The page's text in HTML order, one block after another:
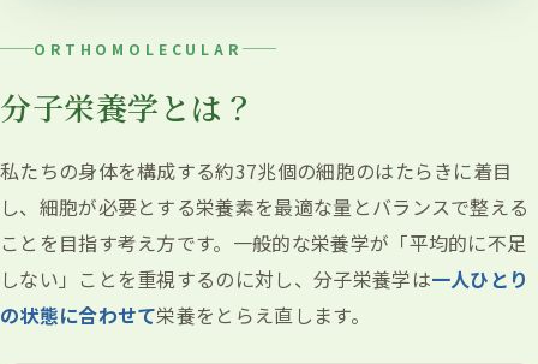
ORTHOMOLECULAR
分子栄養学とは？
私たちの身体を構成する約37兆個の細胞のはたらきに着目
し、細胞が必要とする栄養素を最適な量とバランスで整える
ことを目指す考え方です。一般的な栄養学が「平均的に不足
しない」ことを重視するのに対し、分子栄養学は一人ひとり
の状態に合わせて栄養をとらえ直します。